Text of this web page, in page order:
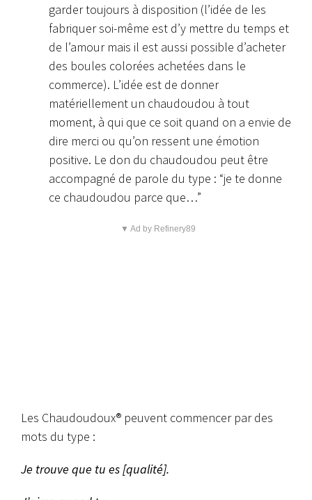
garder toujours à disposition (l’idée de les
fabriquer soi-même est d’y mettre du temps et
de l’amour mais il est aussi possible d’acheter
des boules colorées achetées dans le
commerce). L’idée est de donner
matériellement un chaudoudou à tout
moment, à qui que ce soit quand on a envie de
dire merci ou qu’on ressent une émotion
positive. Le don du chaudoudou peut être
accompagné de parole du type : “je te donne
ce chaudoudou parce que…”
▼ Ad by Refinery89
Les Chaudoudoux® peuvent commencer par des
mots du type :
Je trouve que tu es [qualité].